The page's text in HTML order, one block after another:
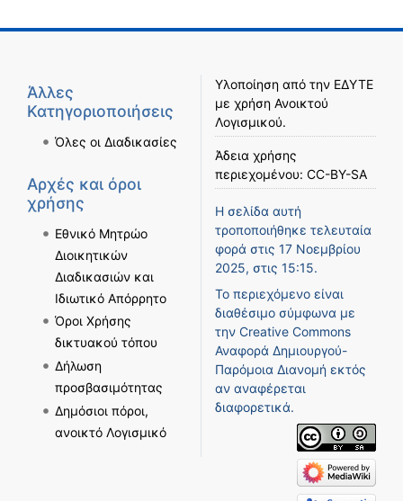
Άλλες
Κατηγοριοποιήσεις
Όλες οι Διαδικασίες
Αρχές και όροι
χρήσης
Εθνικό Μητρώο
Διοικητικών
Διαδικασιών και
Ιδιωτικό Απόρρητο
Όροι Χρήσης
δικτυακού τόπου
Δήλωση
προσβασιμότητας
Δημόσιοι πόροι,
ανοικτό Λογισμικό
Υλοποίηση από την ΕΔΥΤΕ
με χρήση Ανοικτού
Λογισμικού.
Άδεια χρήσης
περιεχομένου: CC-BY-SA
Η σελίδα αυτή
τροποποιήθηκε τελευταία
φορά στις 17 Νοεμβρίου
2025, στις 15:15.
Το περιεχόμενο είναι
διαθέσιμο σύμφωνα με
την Creative Commons
Αναφορά Δημιουργού-
Παρόμοια Διανομή εκτός
αν αναφέρεται
διαφορετικά.